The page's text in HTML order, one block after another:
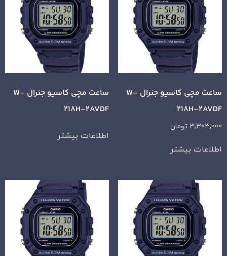
ساعت مچی کاسیو جنرال W-
218H-2AVDF
3,303,000 تومان
اطلاعات بیشتر
ساعت مچی کاسیو جنرال W-
218H-2AVDF
اطلاعات بیشتر